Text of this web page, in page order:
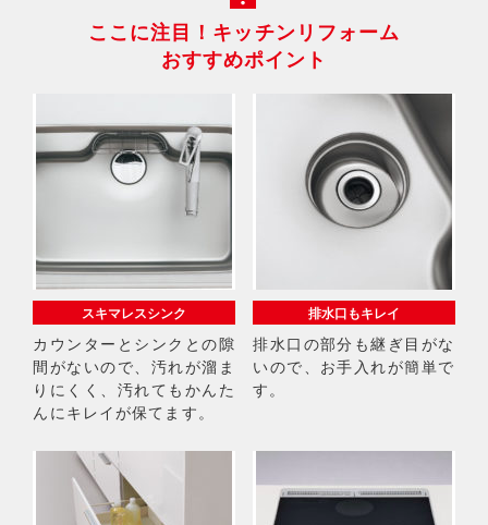
ここに注目！キッチンリフォーム
おすすめポイント
スキマレスシンク
カウンターとシンクとの隙
間がないので、汚れが溜ま
りにくく、汚れてもかんた
んにキレイが保てます。
排水口もキレイ
排水口の部分も継ぎ目がな
いので、お手入れが簡単で
す。